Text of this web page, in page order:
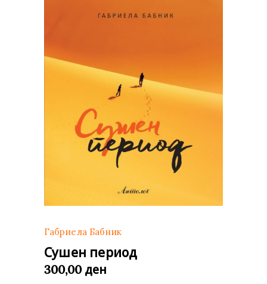
Габриела Бабник
Сушен период
300,00 ден